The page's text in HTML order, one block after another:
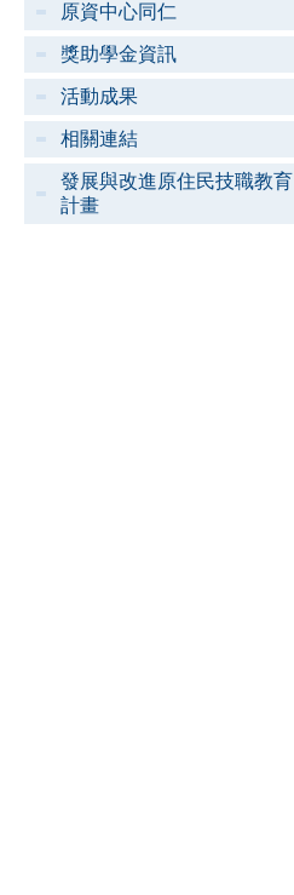
原資中心同仁
獎助學金資訊
活動成果
相關連結
發展與改進原住民技職教育
計畫